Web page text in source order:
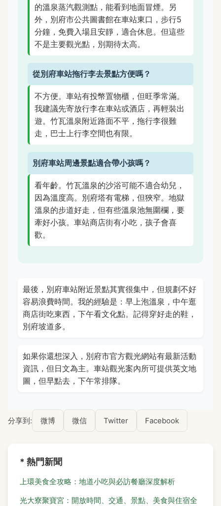
的溫泉蒸汽觀測點，能看到地面冒煙。另
外，別府市公共圖書館在車站東口，步行5
分鐘，免費入場且安靜，適合休息。但這些
不是主要觀光點，別期待太高。
從別府車站拖行李去景點方便嗎？
不方便。車站有投幣置物櫃，但旺季常滿。
我建議先寄放行李在車站或酒店，再輕裝出
遊。竹瓦溫泉附近路面不平，拖行李很難
走，巴士上行李空間也有限。
別府車站周邊景點適合帶小孩嗎？
看年齡。竹瓦溫泉的沙浴可能不適合幼兒，
因為溫度高。別府塔有電梯，但狹窄。地獄
溫泉的步道好走，但有些溫泉池無圍欄，要
牽好小孩。車站商店街有小吃，孩子會喜
歡。
最後，別府車站附近景點其實很集中，但規劃不好
容易浪費時間。我的經驗是：早上泡溫泉，中午逛
商店街吃東西，下午看文化點。記得穿好走的鞋，
別府坡道多。
如果你還想深入，別府市官方觀光網站有最新活動
資訊，但日文為主。車站觀光案內所可提供英文地
圖，但早點去，下午常排隊。
分享到: 微博 微信 Twitter Facebook
* 熱門新聞
上環美食全攻略：地道小吃與必訪餐廳深度解析
光大寮聚寶宮：開放時間、交通、景點、美食與住宿全